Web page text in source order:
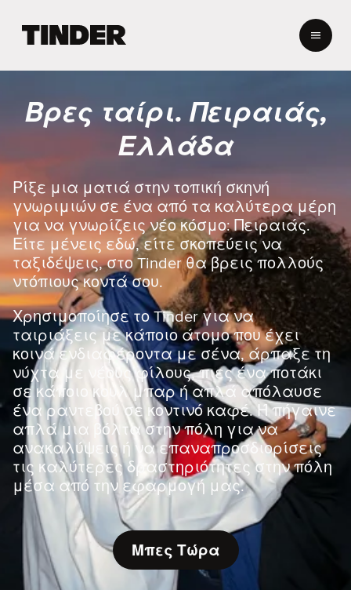
ή
σ
ε
δ
α
T
i
n
d
e
r
Βρες ταίρι. Πειραιάς,
Ελλάδα
Ρίξε μια ματιά στην τοπική σκηνή
γνωριμιών σε ένα από τα καλύτερα μέρη
για να γνωρίζεις νέο κόσμο: Πειραιάς.
Είτε μένεις εδώ, είτε σκοπεύεις να
ταξιδέψεις, στο Tinder θα βρεις πολλούς
ντόπιους κοντά σου.
Χρησιμοποίησε το Tinder για να
ταιριάξεις με κάποιο άτομο που έχει
κοινά ενδιαφέροντα με σένα, άρπαξε τη
νύχτα με νέους φίλους, πιες ένα ποτάκι
σε κάποιο κουλ μπαρ ή απλά απόλαυσε
ένα ραντεβού σε κοντινό καφέ. Ή πήγαινε
απλά μια βόλτα στην πόλη για να
ανακαλύψεις ή να επαναπροσδιορίσεις
τις καλύτερες δραστηριότητες στην πόλη
μέσα από την εφαρμογή μας.
Μπες Τώρα